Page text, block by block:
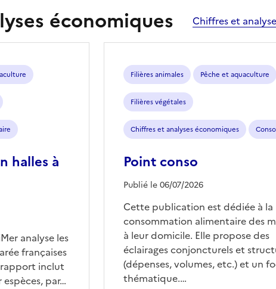
économiques Chiffres et
halles à
analyse les
françaises
rapport inclut
par…
Filières animales Pêche et aquaculture
Filières végétales
Chiffres et analyses économiques
Point conso
Publié le 06/07/2026
Cette publication est dédiée à la
consommation alimentaire des
à leur domicile. Elle propose des
éclairages conjoncturels et
(dépenses, volumes, etc.) et un
thématique.…